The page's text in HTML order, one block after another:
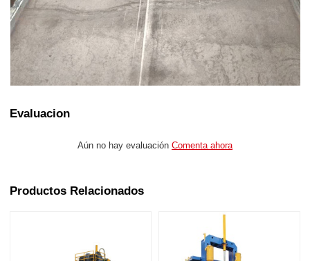
Evaluacion
Aún no hay evaluación Comenta ahora
Productos Relacionados